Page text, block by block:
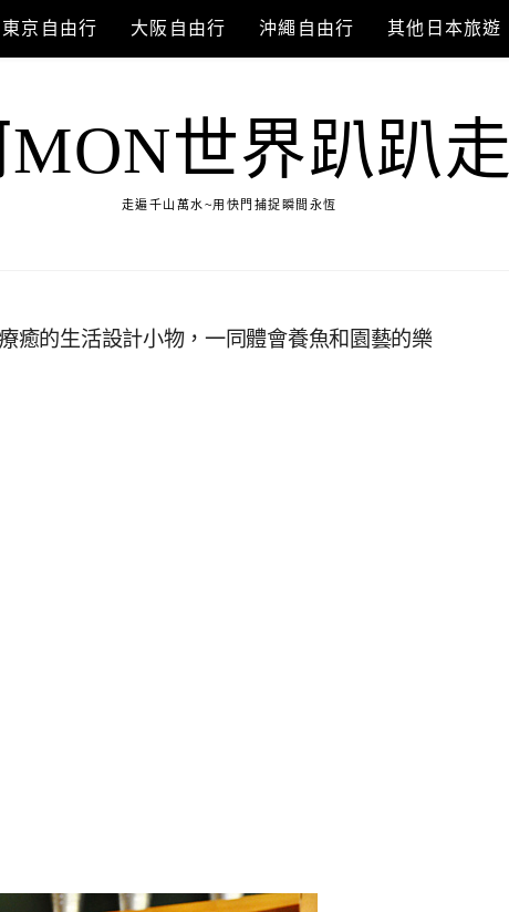
東京自由行 大阪自由行 沖繩自由行 其他日本旅遊
MON世界趴趴走
走遍千山萬水~用快門捕捉瞬間永恆
癒的生活設計小物，一同體會養魚和園藝的樂